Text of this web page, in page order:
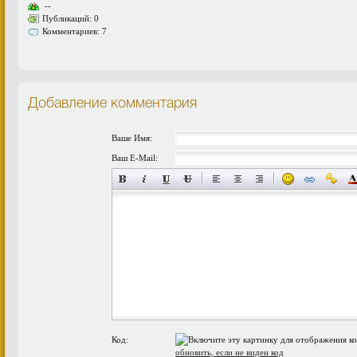
--
Публикаций: 0
Комментариев: 7
Добавление комментария
Ваше Имя:
Ваш E-Mail:
Код:
обновить, если не виден код